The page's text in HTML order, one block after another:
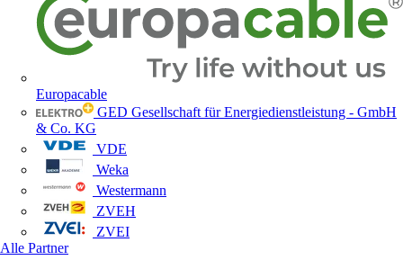
Europacable
GED Gesellschaft für Energiedienstleistung - GmbH
& Co. KG
VDE
Weka
Westermann
ZVEH
ZVEI
Alle Partner